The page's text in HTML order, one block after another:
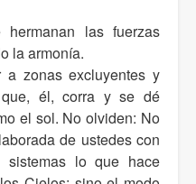
las fuerzas
la armonía.
zonas excluyentes y
que, él, corra y se dé
el sol. No olviden: No
de ustedes con
lo que hace